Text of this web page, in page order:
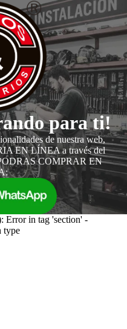
para ti!
de nuestra web,
EN LÍNEA a través del
COMPRAR EN
Error in tag 'section' -
type